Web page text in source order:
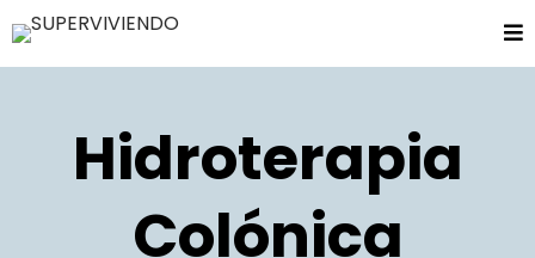
Hidroterapia
Colónica